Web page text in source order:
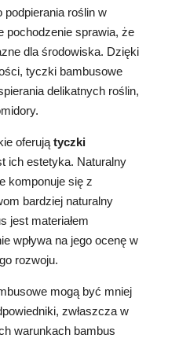
podpierania roślin w
pochodzenie sprawia, że
dla środowiska. Dzięki
tyczki bambusowe
delikatnych roślin,
oferują tyczki
ich estetyka. Naturalny
komponuje się z
bardziej naturalny
jest materiałem
wpływa na jego ocenę w
rozwoju.
mogą być mniej
zwłaszcza w
warunkach bambus